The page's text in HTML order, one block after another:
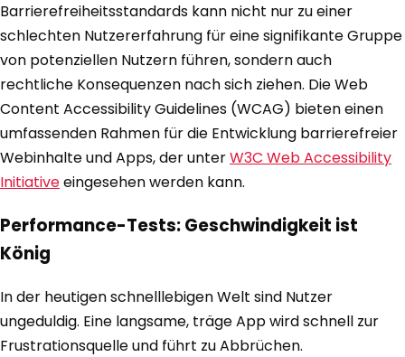
Barrierefreiheitsstandards kann nicht nur zu einer
schlechten Nutzererfahrung für eine signifikante Gruppe
von potenziellen Nutzern führen, sondern auch
rechtliche Konsequenzen nach sich ziehen. Die Web
Content Accessibility Guidelines (WCAG) bieten einen
umfassenden Rahmen für die Entwicklung barrierefreier
Webinhalte und Apps, der unterW3C Web Accessibility
Initiativeeingesehen werden kann.
Performance-Tests: Geschwindigkeit ist
König
In der heutigen schnelllebigen Welt sind Nutzer
ungeduldig. Eine langsame, träge App wird schnell zur
Frustrationsquelle und führt zu Abbrüchen.